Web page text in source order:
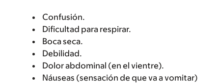
Confusión.
Dificultad para respirar.
Boca seca.
Debilidad.
Dolor abdominal (en el vientre).
Náuseas (sensación de que va a vomitar)